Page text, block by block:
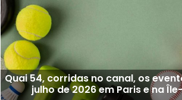
Quai 54, corridas no canal, os
julho de 2026 em Paris e na